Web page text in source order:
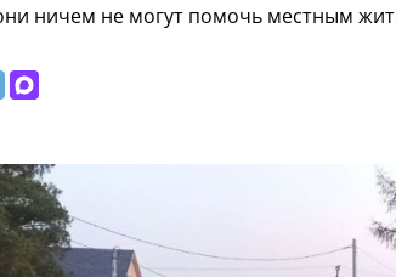
ничем не могут помочь местным